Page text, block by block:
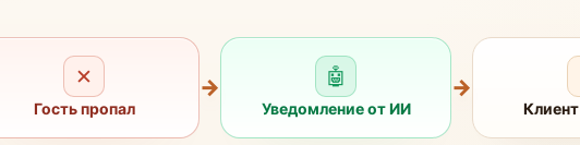
✕
Гость пропал
→ 🤖
Уведомление от ИИ
→